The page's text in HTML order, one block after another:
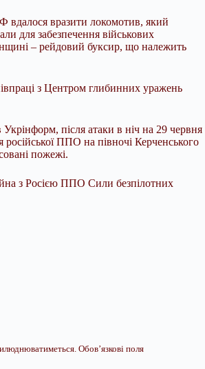
вдалося вразити локомотив, який
для забезпечення військових
– рейдовий буксир, що належить
з Центром глибинних уражень
після атаки в ніч на 29 червня
російської ППО на півночі Керченського
пожежі.
з Росією ППО Сили безпілотних
Обов’язкові поля